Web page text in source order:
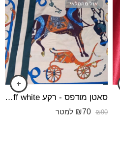
אזל מהמלאי
סאטן מודפס - רקע off white, הדפס סוס רוכב ועגלה.
₪90
₪70 למטר